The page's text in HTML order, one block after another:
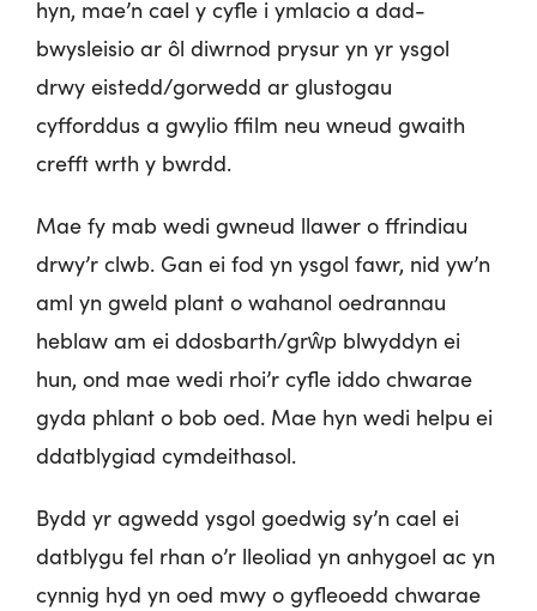
hyn, mae’n cael y cyfle i ymlacio a dad-
bwysleisio ar ôl diwrnod prysur yn yr ysgol
drwy eistedd/gorwedd ar glustogau
cyfforddus a gwylio ffilm neu wneud gwaith
crefft wrth y bwrdd.
Mae fy mab wedi gwneud llawer o ffrindiau
drwy’r clwb. Gan ei fod yn ysgol fawr, nid yw’n
aml yn gweld plant o wahanol oedrannau
heblaw am ei ddosbarth/grŵp blwyddyn ei
hun, ond mae wedi rhoi’r cyfle iddo chwarae
gyda phlant o bob oed. Mae hyn wedi helpu ei
ddatblygiad cymdeithasol.
Bydd yr agwedd ysgol goedwig sy’n cael ei
datblygu fel rhan o’r lleoliad yn anhygoel ac yn
cynnig hyd yn oed mwy o gyfleoedd chwarae